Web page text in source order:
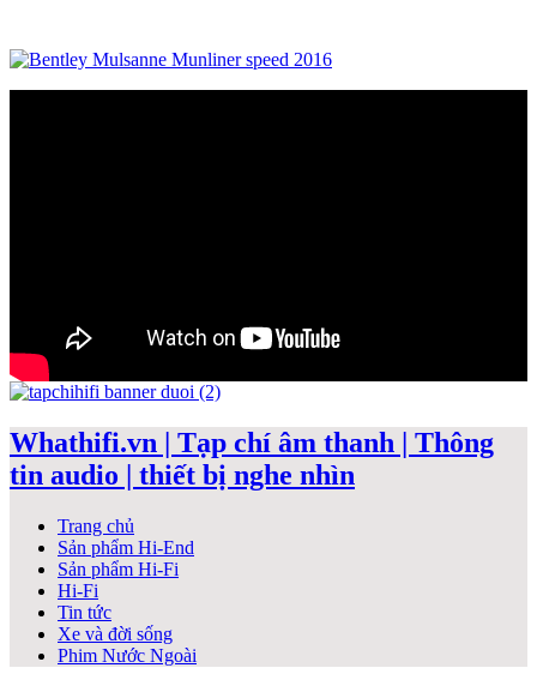
Whathifi.vn | Tạp chí âm thanh | Thông
tin audio | thiết bị nghe nhìn
Trang chủ
Sản phẩm Hi-End
Sản phẩm Hi-Fi
Hi-Fi
Tin tức
Xe và đời sống
Phim Nước Ngoài